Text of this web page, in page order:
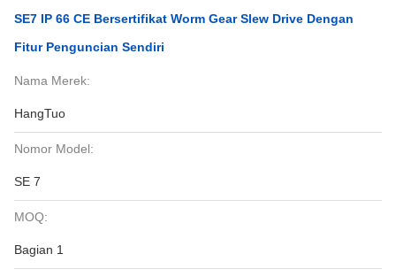
SE7 IP 66 CE Bersertifikat Worm Gear Slew Drive Dengan
Fitur Penguncian Sendiri
Nama Merek:
HangTuo
Nomor Model:
SE 7
MOQ:
Bagian 1